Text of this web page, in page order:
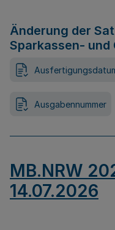
Änderung der
Sparkassen- und
Ausgabennummer
MB.NRW
14.07.2026